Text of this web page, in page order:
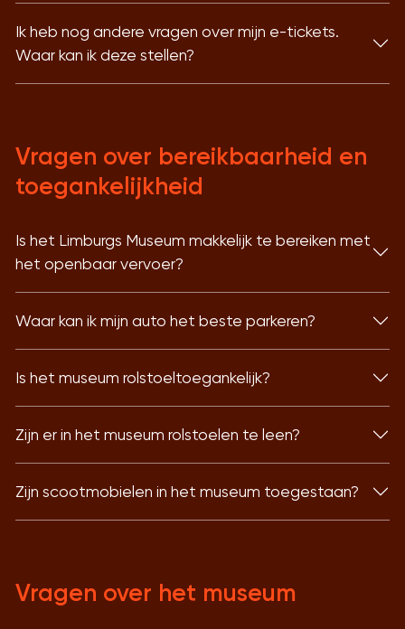
Ik heb nog andere vragen over mijn e-tickets.
Waar kan ik deze stellen?
Vragen over bereikbaarheid en
toegankelijkheid
Is het Limburgs Museum makkelijk te bereiken met
het openbaar vervoer?
Waar kan ik mijn auto het beste parkeren?
Is het museum rolstoeltoegankelijk?
Zijn er in het museum rolstoelen te leen?
Zijn scootmobielen in het museum toegestaan?
Vragen over het museum